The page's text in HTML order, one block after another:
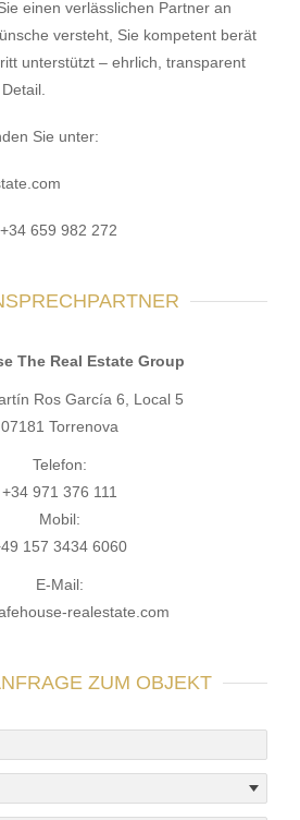
einen verlässlichen Partner an
versteht, Sie kompetent berät
unterstützt – ehrlich, transparent
Sie unter:
659 982 272
The Real Estate Group
Ros García 6, Local 5
07181 Torrenova
Telefon:
+34 971 376 111
Mobil:
157 3434 6060
E-Mail:
realestate.com
ZUM OBJEKT